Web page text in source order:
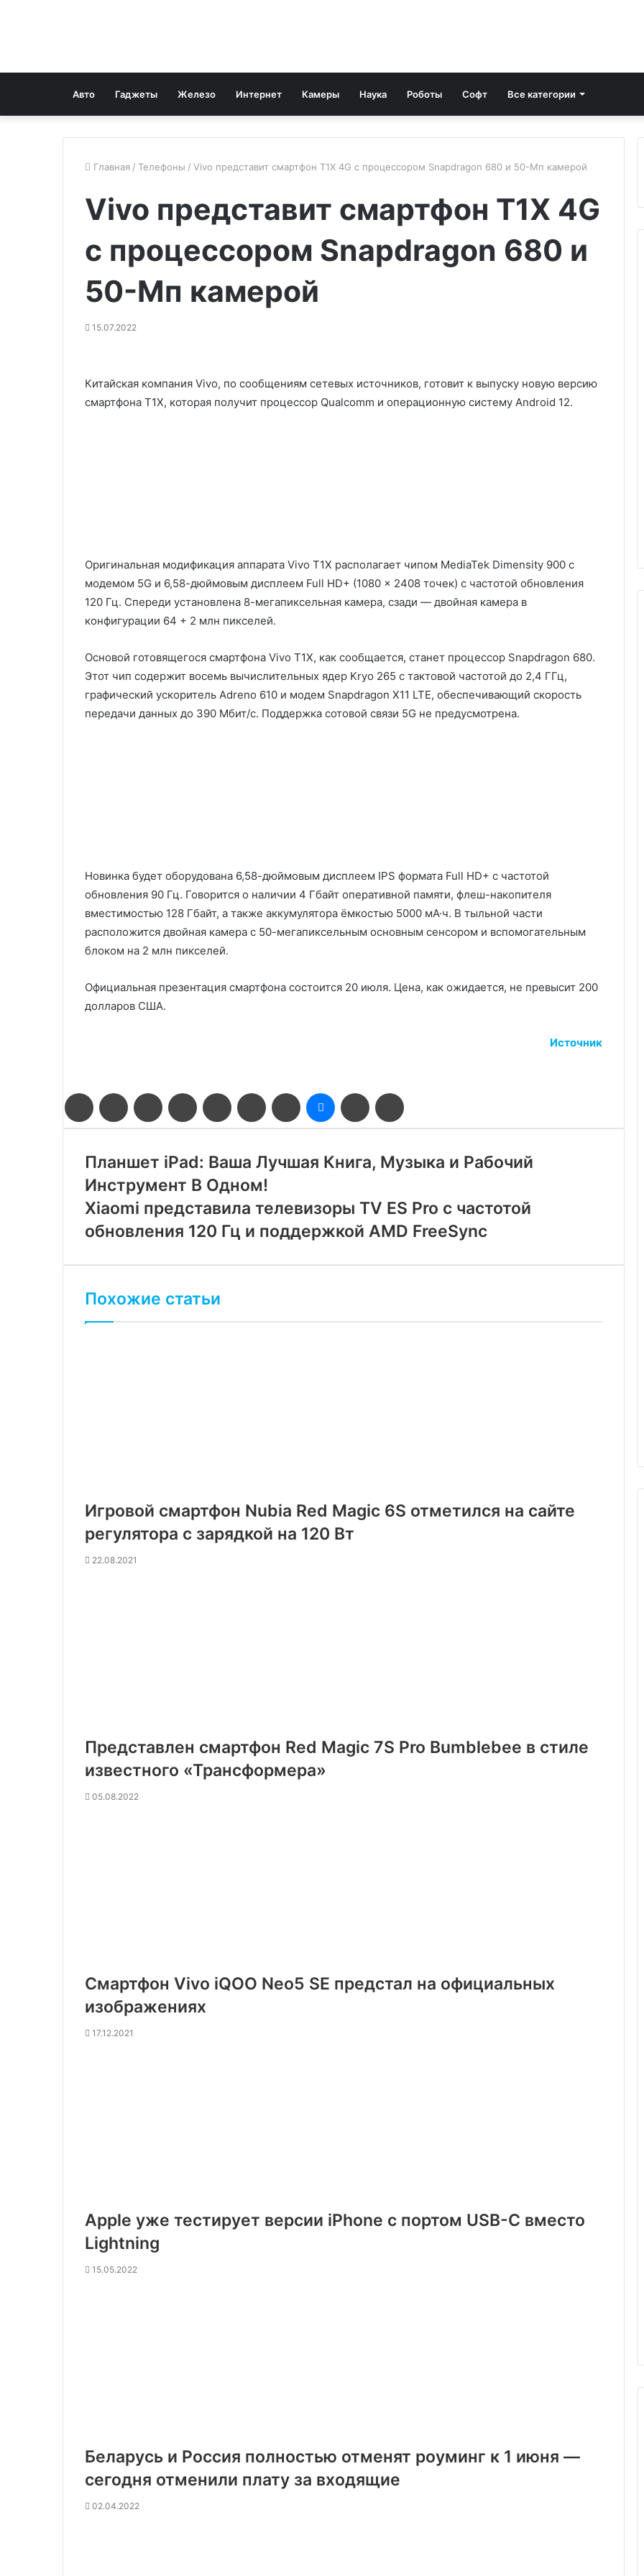
Авто Гаджеты Железо Интернет Камеры Наука Роботы Софт Все категории
Главная / Телефоны / Vivo представит смартфон T1X 4G с процессором Snapdragon 680 и 50-Мп камерой
Vivo представит смартфон T1X 4G
с процессором Snapdragon 680 и
50-Мп камерой
15.07.2022
Китайская компания Vivo, по сообщениям сетевых источников, готовит к выпуску новую версию
смартфона T1X, которая получит процессор Qualcomm и операционную систему Android 12.
Оригинальная модификация аппарата Vivo T1X располагает чипом MediaTek Dimensity 900 с
модемом 5G и 6,58-дюймовым дисплеем Full HD+ (1080 × 2408 точек) с частотой обновления
120 Гц. Спереди установлена 8-мегапиксельная камера, сзади — двойная камера в
конфигурации 64 + 2 млн пикселей.
Основой готовящегося смартфона Vivo T1X, как сообщается, станет процессор Snapdragon 680.
Этот чип содержит восемь вычислительных ядер Kryo 265 с тактовой частотой до 2,4 ГГц,
графический ускоритель Adreno 610 и модем Snapdragon X11 LTE, обеспечивающий скорость
передачи данных до 390 Мбит/с. Поддержка сотовой связи 5G не предусмотрена.
Новинка будет оборудована 6,58-дюймовым дисплеем IPS формата Full HD+ с частотой
обновления 90 Гц. Говорится о наличии 4 Гбайт оперативной памяти, флеш-накопителя
вместимостью 128 Гбайт, а также аккумулятора ёмкостью 5000 мА·ч. В тыльной части
расположится двойная камера с 50-мегапиксельным основным сенсором и вспомогательным
блоком на 2 млн пикселей.
Официальная презентация смартфона состоится 20 июля. Цена, как ожидается, не превысит 200
долларов США.
Источник
FacebookTwitter LinkedIn Pinterest Reddit ВконтактеОдноклассники
MessengerПоделиться
через
электронную
Планшет iPad: Ваша Лучшая Книга, Музыка и Рабочий
Инструмент В Одном!
Xiaomi представила телевизоры TV ES Pro с частотой
обновления 120 Гц и поддержкой AMD FreeSync
Похожие статьи
Игровой смартфон Nubia Red Magic 6S отметился на сайте
регулятора с зарядкой на 120 Вт
22.08.2021
Представлен смартфон Red Magic 7S Pro Bumblebee в стиле
известного «Трансформера»
05.08.2022
Смартфон Vivo iQOO Neo5 SE предстал на официальных
изображениях
17.12.2021
Apple уже тестирует версии iPhone с портом USB-C вместо
Lightning
15.05.2022
Беларусь и Россия полностью отменят роуминг к 1 июня —
сегодня отменили плату за входящие
02.04.2022